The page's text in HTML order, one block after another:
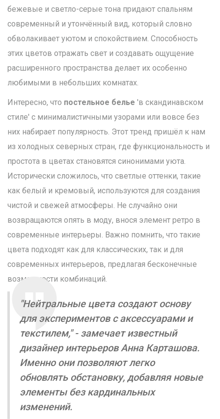
бежевые и светло-серые тона придают спальням
современный и утончённый вид, который словно
обволакивает уютом и спокойствием. Способность
этих цветов отражать свет и создавать ощущение
расширенного пространства делает их особенно
любимыми в небольших комнатах.
Интересно, что постельное белье 'в скандинавском
стиле' с минималистичными узорами или вовсе без
них набирает популярность. Этот тренд пришёл к нам
из холодных северных стран, где функциональность и
простота в цветах становятся синонимами уюта.
Исторически сложилось, что светлые оттенки, такие
как белый и кремовый, используются для создания
чистой и свежей атмосферы. Не случайно они
возвращаются опять в моду, внося элемент ретро в
современные интерьеры. Важно помнить, что такие
цвета подходят как для классических, так и для
современных интерьеров, предлагая бесконечные
возможности комбинаций.
"Нейтральные цвета создают основу
для экспериментов с аксессуарами и
текстилем," - замечает известный
дизайнер интерьеров Анна Карташова.
Именно они позволяют легко
обновлять обстановку, добавляя новые
элементы без кардинальных
изменений.